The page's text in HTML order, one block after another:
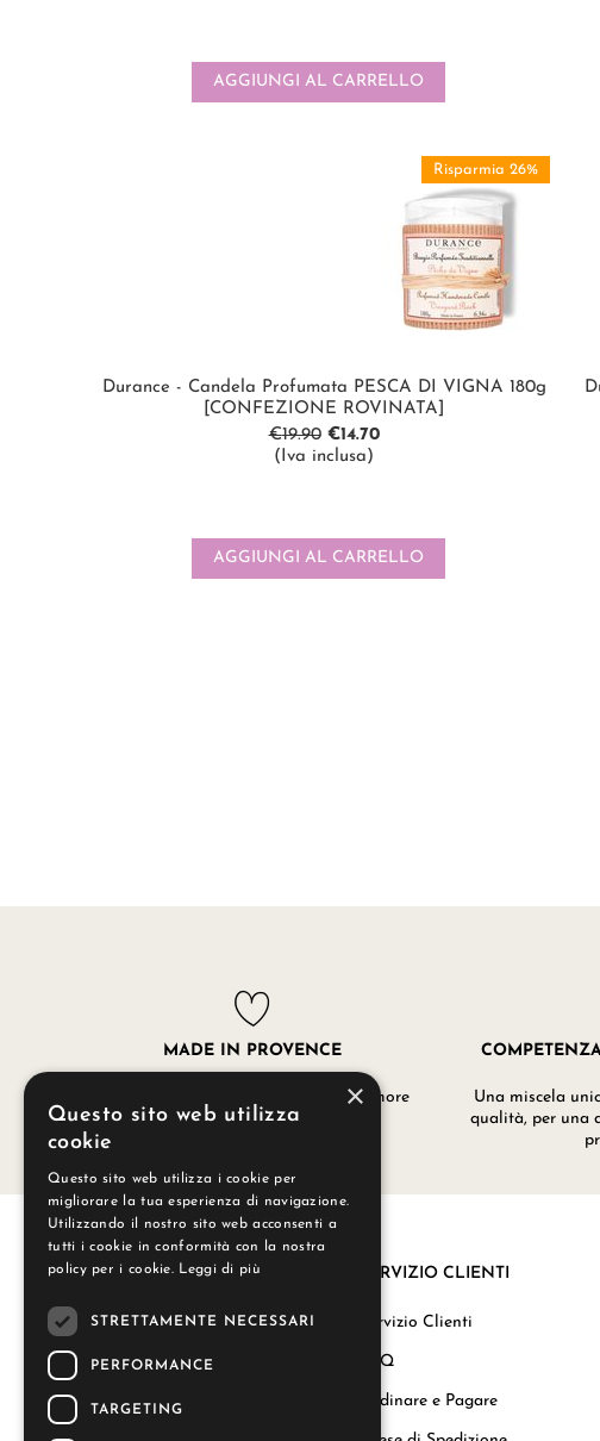
AGGIUNGI AL CARRELLO
Risparmia 26%
Durance - Candela Profumata PESCA DI VIGNA 180g
[CONFEZIONE ROVINATA]
€19.90 €14.70
(Iva inclusa)
AGGIUNGI AL CARRELLO
MADE IN PROVENCE
I nostri prodotti sono realizzati con amore
nei nostri laboratori a Grignan.
Una miscela
qualità, per una
La nostra storia
Regali aziendali
SERVIZIO CLIENTI
Servizio Clienti
FAQ
Ordinare e Pagare
×
Questo sito web utilizza
cookie
Questo sito web utilizza i cookie per
migliorare la tua esperienza di navigazione.
Utilizzando il nostro sito web acconsenti a
tutti i cookie in conformità con la nostra
policy per i cookie. Leggi di più
STRETTAMENTE NECESSARI
PERFORMANCE
TARGETING